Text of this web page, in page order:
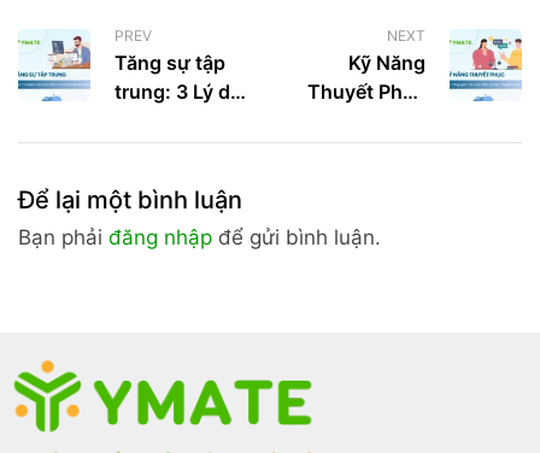
PREV
Tăng sự tập
trung: 3 Lý do
hoãn và cách
Dopamine
hiệu quả
NEXT
Kỹ Năng
Thuyết Phục
Theo 5
Học Thuyết
Để lại một bình luận
Bạn phải đăng nhập để gửi bình luận.